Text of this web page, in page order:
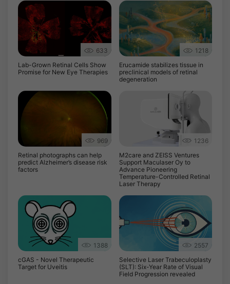
633
Lab-Grown Retinal Cells Show
Promise for New Eye Therapies
1218
Erucamide stabilizes tissue in
preclinical models of retinal
degeneration
969
Retinal photographs can help
predict Alzheimer’s disease risk
factors
1236
M2care and ZEISS Ventures
Support Maculaser Oy to
Advance Pioneering
Temperature-Controlled Retinal
Laser Therapy
1388
cGAS - Novel Therapeutic
Target for Uveitis
2557
Selective Laser Trabeculoplasty
(SLT): Six-Year Rate of Visual
Field Progression revealed